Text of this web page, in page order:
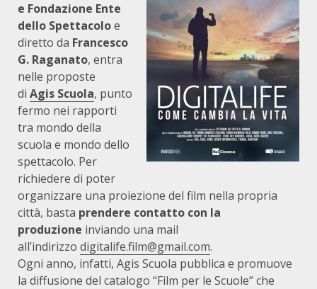
e Fondazione Ente
dello Spettacoloe
diretto da Francesco
G. Raganato, entra
nelle proposte
di Agis Scuola, punto
fermo nei rapporti
tra mondo della
scuola e mondo dello
spettacolo. Per
richiedere di poter
organizzare una proiezione del film nella propria
città, basta prendere contatto con la
produzione inviando una mail
all’indirizzo digitalife.film@gmail.com.
Ogni anno, infatti, Agis Scuola pubblica e promuove
la diffusione del catalogo “Film per le Scuole” che